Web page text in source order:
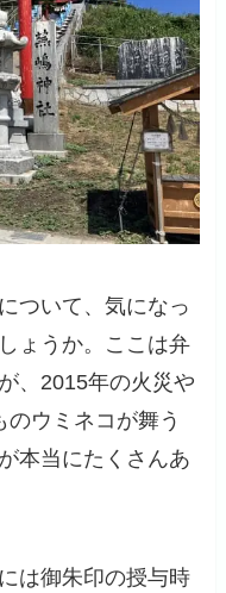
ついて、気になっ
ょうか。ここは弁
、2015年の火災や
ウミネコが舞う
本当にたくさんあ
は御朱印の授与時